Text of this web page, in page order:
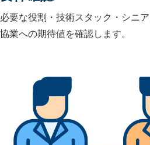
必要な役割・技術スタック・シニ
協業への期待値を確認します。